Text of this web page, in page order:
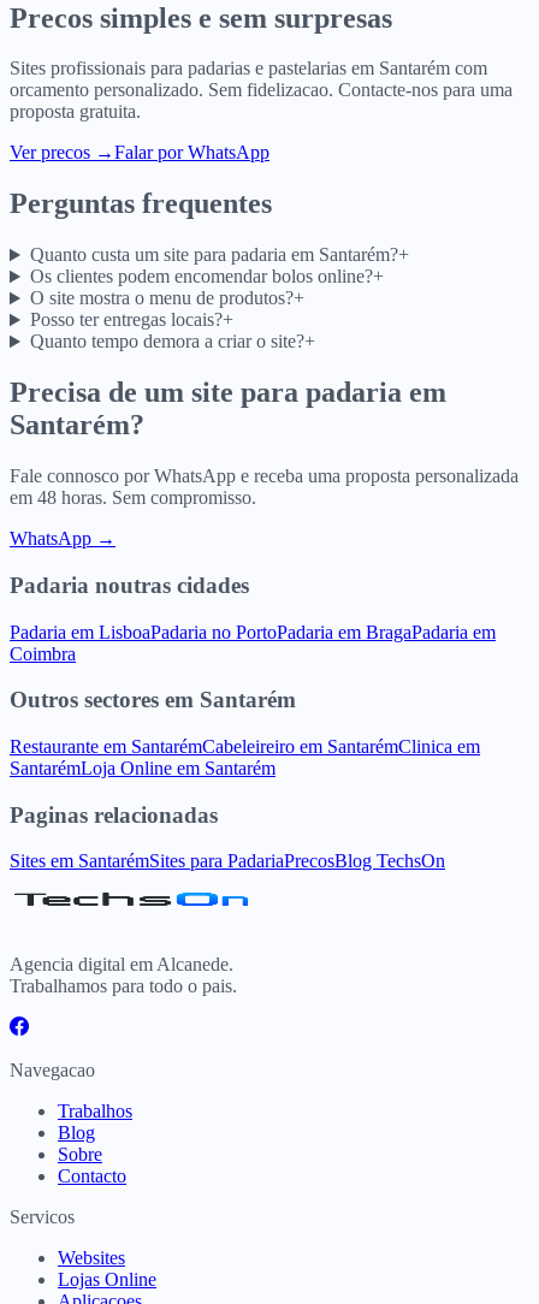
Precos simples e sem surpresas
Sites profissionais para padarias e pastelarias em Santarém com
orcamento personalizado. Sem fidelizacao. Contacte-nos para uma
proposta gratuita.
Ver precos →Falar por WhatsApp
Perguntas frequentes
Quanto custa um site para padaria em Santarém?+
Os clientes podem encomendar bolos online?+
O site mostra o menu de produtos?+
Posso ter entregas locais?+
Quanto tempo demora a criar o site?+
Precisa de um site para padaria em
Santarém?
Fale connosco por WhatsApp e receba uma proposta personalizada
em 48 horas. Sem compromisso.
WhatsApp →
Padaria noutras cidades
Padaria em LisboaPadaria no PortoPadaria em BragaPadaria em
Coimbra
Outros sectores em Santarém
Restaurante em SantarémCabeleireiro em SantarémClinica em
SantarémLoja Online em Santarém
Paginas relacionadas
Sites em SantarémSites para PadariaPrecosBlog TechsOn
Agencia digital em Alcanede.
Trabalhamos para todo o pais.
Navegacao
Trabalhos
Blog
Sobre
Contacto
Servicos
Websites
Lojas Online